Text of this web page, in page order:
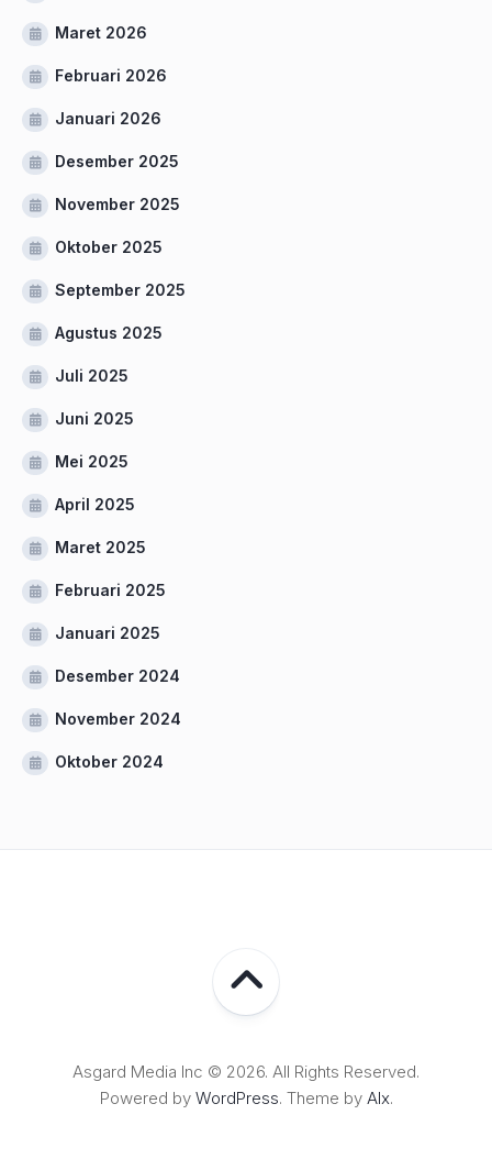
Maret 2026
Februari 2026
Januari 2026
Desember 2025
November 2025
Oktober 2025
September 2025
Agustus 2025
Juli 2025
Juni 2025
Mei 2025
April 2025
Maret 2025
Februari 2025
Januari 2025
Desember 2024
November 2024
Oktober 2024
Asgard Media Inc © 2026. All Rights Reserved.
Powered by WordPress. Theme by Alx.